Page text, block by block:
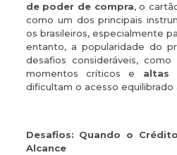
de poder de compra, o
como um dos principais
os brasileiros, especialmente
entanto, a popularidade do
desafios consideráveis, como
momentos críticos e altas
dificultam o acesso equilibrado
Desafios: Quando o
Alcance